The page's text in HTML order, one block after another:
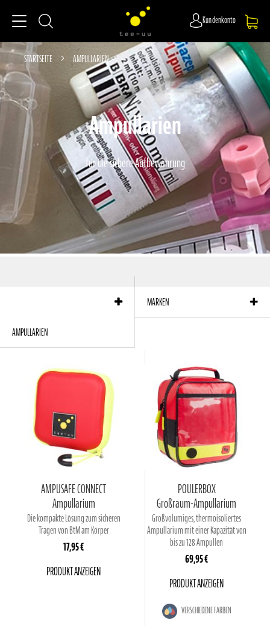
Kundenkonto
STARTSEITE AMPULLARIEN
Ampullarien
für die sichere Aufbewahrung
AMPUSAFE CONNECT
Ampullarium
Die kompakte Lösung zum sicheren
Tragen von BtM am Körper
17,95 €
PRODUKT ANZEIGEN
POULERBOX
Großraum-Ampullarium
Großvolumiges, thermoisoliertes
Ampullarium mit einer Kapazität von
bis zu 128 Ampullen
69,95 €
PRODUKT ANZEIGEN
VERSCHIEDENE FARBEN
AMPULLARIEN
MARKEN